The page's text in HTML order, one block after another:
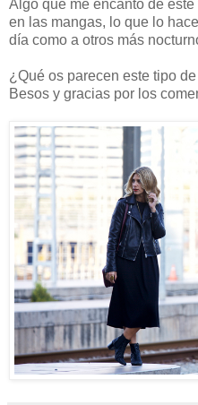
Algo que me encantó de
en las mangas, lo que lo
día como a otros más
¿Qué os parecen este tipo
Besos y gracias por los